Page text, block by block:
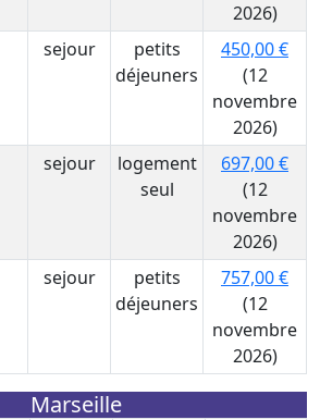
2026)
sejour
petits
déjeuners
450,00 €
(12
novembre
2026)
sejour
logement
seul
697,00 €
(12
novembre
2026)
sejour
petits
déjeuners
757,00 €
(12
novembre
2026)
Marseille